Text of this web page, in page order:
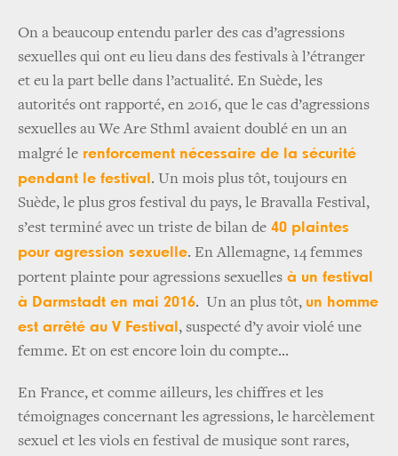
On a beaucoup entendu parler des cas d’agressions
sexuelles qui ont eu lieu dans des festivals à l’étranger
et eu la part belle dans l’actualité. En Suède, les
autorités ont rapporté, en 2016, que le cas d’agressions
sexuelles au We Are Sthml avaient doublé en un an
malgré le renforcement nécessaire de la sécurité
pendant le festival . Un mois plus tôt, toujours en
Suède, le plus gros festival du pays, le Bravalla Festival,
s’est terminé avec un triste de bilan de 40 plaintes
pour agression sexuelle. En Allemagne, 14 femmes
portent plainte pour agressions sexuelles à un festival
à Darmstadt en mai 2016. Un an plus tôt, un homme
est arrêté au V Festival , suspecté d’y avoir violé une
femme. Et on est encore loin du compte...
En France, et comme ailleurs, les chiffres et les
témoignages concernant les agressions, le harcèlement
sexuel et les viols en festival de musique sont rares,